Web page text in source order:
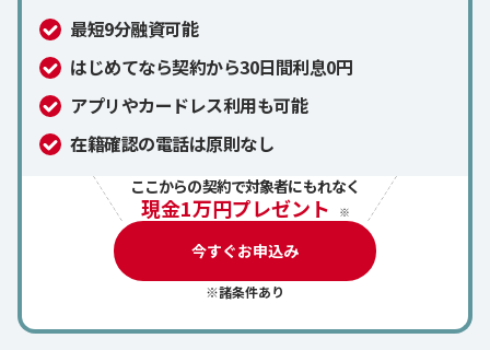
最短9分融資可能
はじめてなら契約から30日間利息0円
アプリやカードレス利用も可能
在籍確認の電話は原則なし
ここからの契約で対象者にもれなく
現金1万円プレゼント ※
今すぐお申込み
※諸条件あり